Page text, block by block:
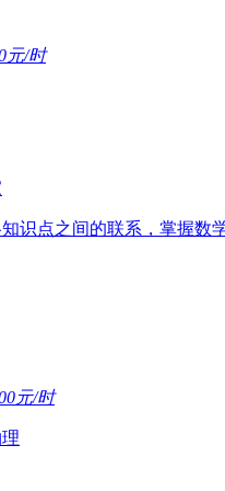
元/时
识点之间的联系，掌握数
元/时